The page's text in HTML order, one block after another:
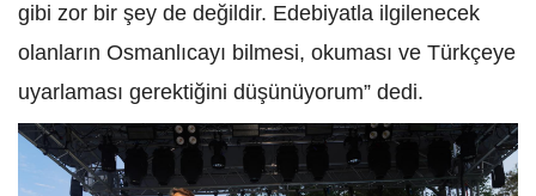
gibi zor bir şey de değildir. Edebiyatla ilgilenecek
olanların Osmanlıcayı bilmesi, okuması ve Türkçeye
uyarlaması gerektiğini düşünüyorum” dedi.